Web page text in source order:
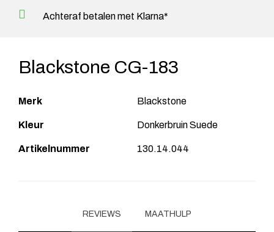
Achteraf betalen met Klarna*
Blackstone CG-183
Merk Blackstone
Kleur Donkerbruin Suede
Artikelnummer 130.14.044
REVIEWS MAATHULP